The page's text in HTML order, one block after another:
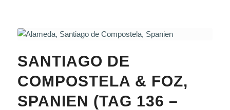
SANTIAGO DE
COMPOSTELA & FOZ,
SPANIEN (TAG 136 –